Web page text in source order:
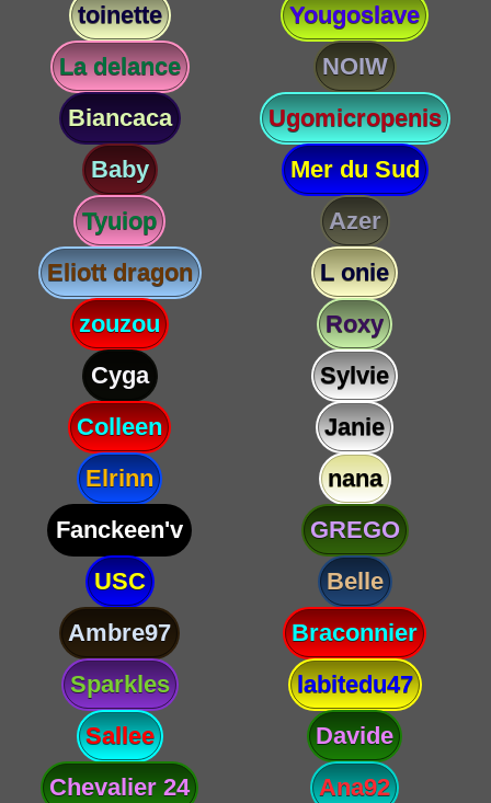
toinette
Yougoslave
La delance
NOIW
Biancaca
Ugomicropenis
Baby
Mer du Sud
Tyuiop
Azer
Eliott dragon
L onie
zouzou
Roxy
Cyga
Sylvie
Colleen
Janie
Elrinn
nana
Fanckeen'v
GREGO
USC
Belle
Ambre97
Braconnier
Sparkles
labitedu47
Sallee
Davide
Chevalier 24
Ana92